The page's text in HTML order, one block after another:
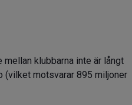
klubbarna inte är långt
(vilket motsvarar 895 miljoner